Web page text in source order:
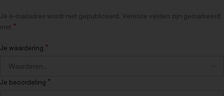
Je e-mailadres wordt niet gepubliceerd. Vereiste velden zijn gemarkeerd
met *
Je waardering *
Je beoordeling *